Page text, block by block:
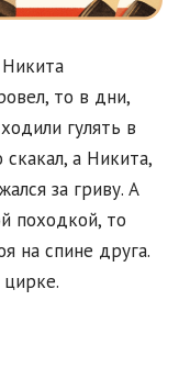
то в дни,
гулять в
а Никита,
за гриву. А
походкой, то
на спине друга.